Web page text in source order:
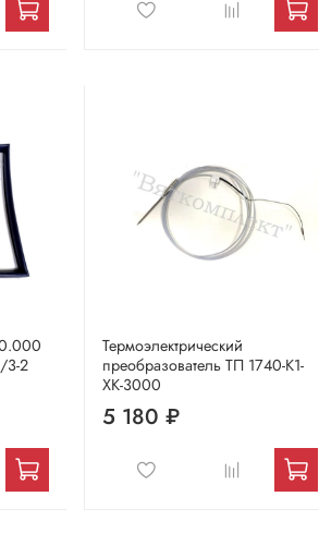
3-2
Термоэлектрический
преобразователь ТП 1740-К1-
ХК-3000
5 180 ₽